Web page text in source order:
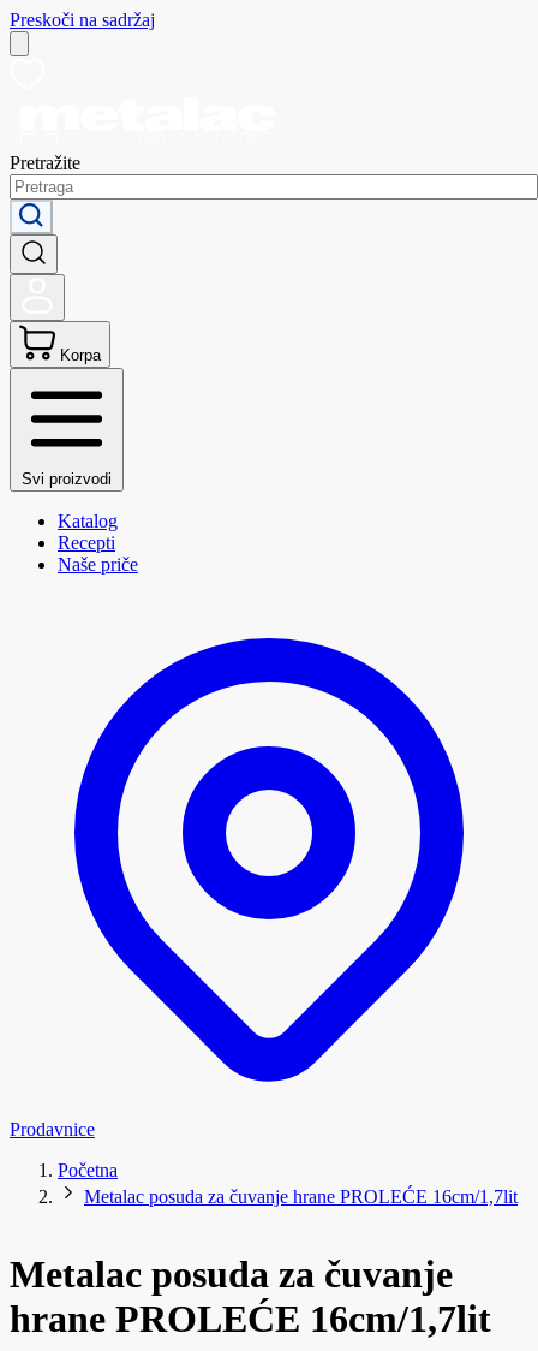
Preskoči na sadržaj
Pretražite
Korpa
Svi proizvodi
Katalog
Recepti
Naše priče
Prodavnice
Početna
Metalac posuda za čuvanje hrane PROLEĆE 16cm/1,7lit
Metalac posuda za čuvanje
hrane PROLEĆE 16cm/1,7lit